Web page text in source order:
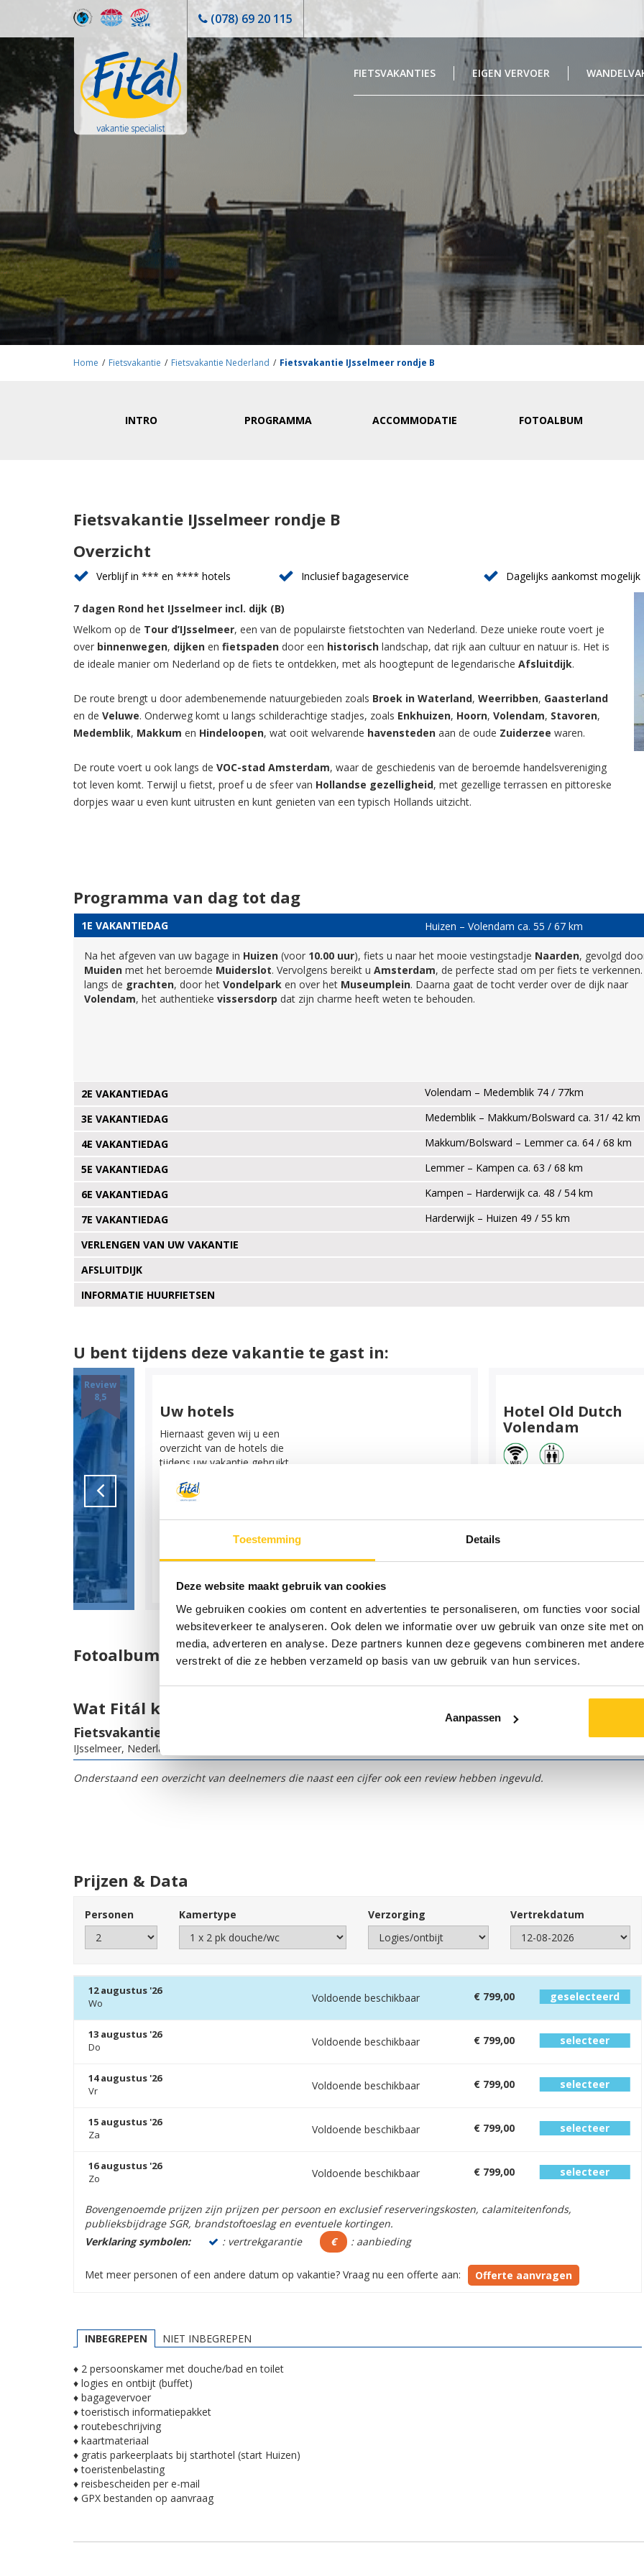
Toestemming Details
Deze website maakt gebruik van cookies
We gebruiken cookies om content en advertenties te personaliseren, om functies voor
websiteverkeer te analyseren. Ook delen we informatie over uw gebruik van onze site met
media, adverteren en analyse. Deze partners kunnen deze gegevens combineren met
verstrekt of die ze hebben verzameld op basis van uw gebruik van hun services.
Aanpassen
(078) 69 20 115
FIETSVAKANTIES EIGEN VERVOER
Home / Fietsvakantie / Fietsvakantie Nederland / Fietsvakantie IJsselmeer rondje B
INTRO PROGRAMMA ACCOMMODATIE FOTOALBUM
Fietsvakantie IJsselmeer rondje B
Overzicht
Verblijf in *** en **** hotels Inclusief bagageservice Dagelijks aankomst mogelijk
7 dagen Rond het IJsselmeer incl. dijk (B)
Welkom op de Tour d’IJsselmeer, een van de populairste fietstochten van Nederland. Deze unieke route voert je
over binnenwegen, dijken en fietspaden door een historisch landschap, dat rijk aan cultuur en natuur is. Het is
de ideale manier om Nederland op de fiets te ontdekken, met als hoogtepunt de legendarische Afsluitdijk.
De route brengt u door adembenemende natuurgebieden zoals Broek in Waterland, Weerribben, Gaasterland
en de Veluwe. Onderweg komt u langs schilderachtige stadjes, zoals Enkhuizen, Hoorn, Volendam, Stavoren,
Medemblik, Makkum en Hindeloopen, wat ooit welvarende havensteden aan de oude Zuiderzee waren.
De route voert u ook langs de VOC-stad Amsterdam, waar de geschiedenis van de beroemde handelsvereniging
tot leven komt. Terwijl u fietst, proef u de sfeer van Hollandse gezelligheid, met gezellige terrassen en pittoreske
dorpjes waar u even kunt uitrusten en kunt genieten van een typisch Hollands uitzicht.
Programma van dag tot dag
1E VAKANTIEDAG Huizen – Volendam ca. 55 / 67 km
Na het afgeven van uw bagage in Huizen (voor 10.00 uur), fiets u naar het mooie vestingstadje Naarden, gevolgd
Muiden met het beroemde Muiderslot. Vervolgens bereikt u Amsterdam, de perfecte stad om per fiets te
langs de grachten, door het Vondelpark en over het Museumplein. Daarna gaat de tocht verder over de dijk naar
Volendam, het authentieke vissersdorp dat zijn charme heeft weten te behouden.
2E VAKANTIEDAG
Volendam – Medemblik 74 / 77km
3E VAKANTIEDAG
Medemblik – Makkum/Bolsward ca. 31/ 42
4E VAKANTIEDAG
Makkum/Bolsward – Lemmer ca. 64 / 68 km
5E VAKANTIEDAG
Lemmer – Kampen ca. 63 / 68 km
6E VAKANTIEDAG
Kampen – Harderwijk ca. 48 / 54 km
7E VAKANTIEDAG
Harderwijk – Huizen 49 / 55 km
VERLENGEN VAN UW VAKANTIE
AFSLUITDIJK
INFORMATIE HUURFIETSEN
U bent tijdens deze vakantie te gast in:
Review
8,5
Uw hotels
Hiernaast geven wij u een
overzicht van de hotels die
tijdens uw vakantie gebruikt
BEKIJK HOTEL
Hotel Old Dutch
Volendam
Fotoalbum
Wat Fitál klanten vinden van deze reis:
Fietsvakantie IJsselmeer rondje B
IJsselmeer, Nederland
Onderstaand een overzicht van deelnemers die naast een cijfer ook een review hebben ingevuld.
Prijzen & Data
Personen Kamertype Verzorging Vertrekdatum
12 augustus '26
Wo
Voldoende beschikbaar € 799,00 geselecteerd
13 augustus '26
Do
Voldoende beschikbaar € 799,00 selecteer
14 augustus '26
Vr
Voldoende beschikbaar € 799,00 selecteer
15 augustus '26
Za
Voldoende beschikbaar € 799,00 selecteer
16 augustus '26
Zo
Voldoende beschikbaar € 799,00 selecteer
Bovengenoemde prijzen zijn prijzen per persoon en exclusief reserveringskosten, calamiteitenfonds,
publieksbijdrage SGR, brandstoftoeslag en eventuele kortingen.
Verklaring symbolen:
: vertrekgarantie € : aanbieding
Met meer personen of een andere datum op vakantie? Vraag nu een offerte aan: Offerte aanvragen
INBEGREPEN NIET INBEGREPEN
♦ 2 persoonskamer met douche/bad en toilet
♦ logies en ontbijt (buffet)
♦ bagagevervoer
♦ toeristisch informatiepakket
♦ routebeschrijving
♦ kaartmateriaal
♦ gratis parkeerplaats bij starthotel (start Huizen)
♦ toeristenbelasting
♦ reisbescheiden per e-mail
♦ GPX bestanden op aanvraag